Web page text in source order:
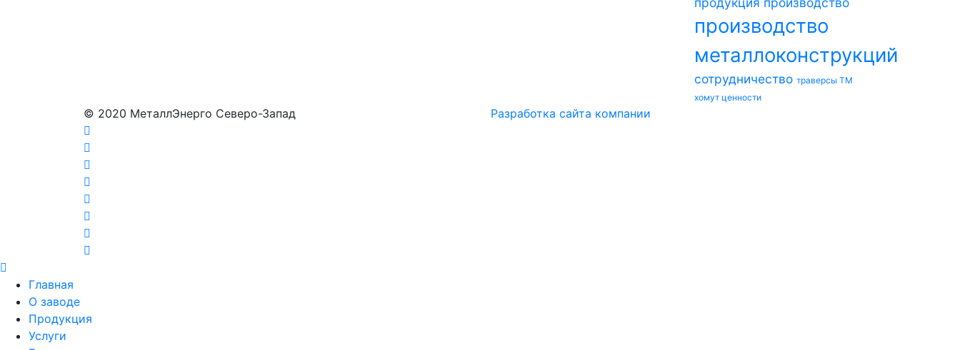
производство
металлоконструкций
сотрудничество траверсы ТМ
хомут ценности
© 2020 МеталлЭнерго Северо-Запад Разработка сайта компании
Главная
О заводе
Продукция
Услуги